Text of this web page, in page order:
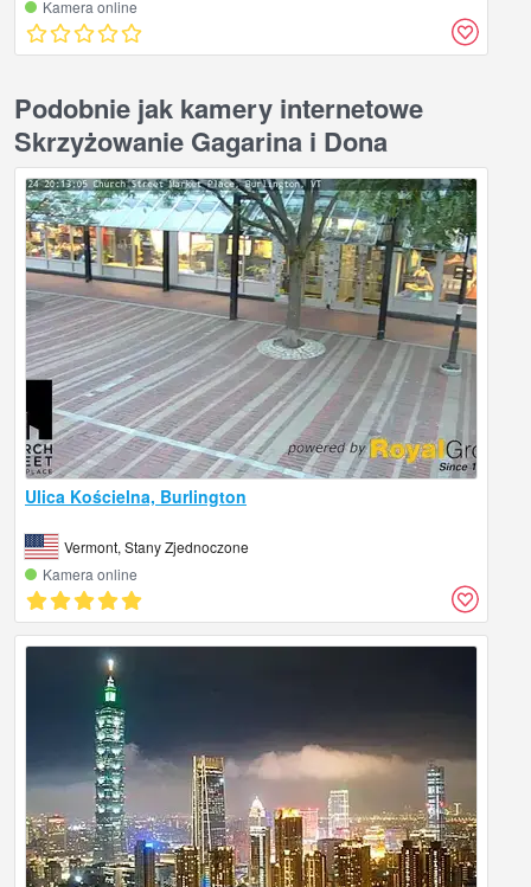
Kamera online
Podobnie jak kamery internetowe
Skrzyżowanie Gagarina i Dona
Ulica Kościelna, Burlington
Vermont, Stany Zjednoczone
Kamera online